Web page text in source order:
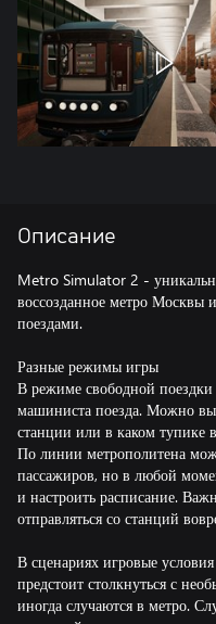
Описание
Metro Simulator 2 -
воссозданное метро Москвы
поездами.
Разные режимы игры
В режиме свободной поездки
машиниста поезда. Можно
станции или в каком тупике
По линии метрополитена
пассажиров, но в любой
и настроить расписание.
отправляться со станций
В сценариях игровые
предстоит столкнуться с
иногда случаются в метро.